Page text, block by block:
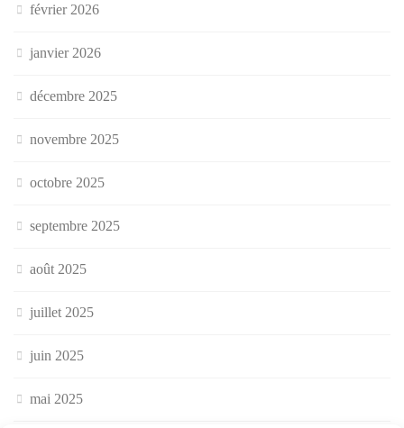
février 2026
janvier 2026
décembre 2025
novembre 2025
octobre 2025
septembre 2025
août 2025
juillet 2025
juin 2025
mai 2025